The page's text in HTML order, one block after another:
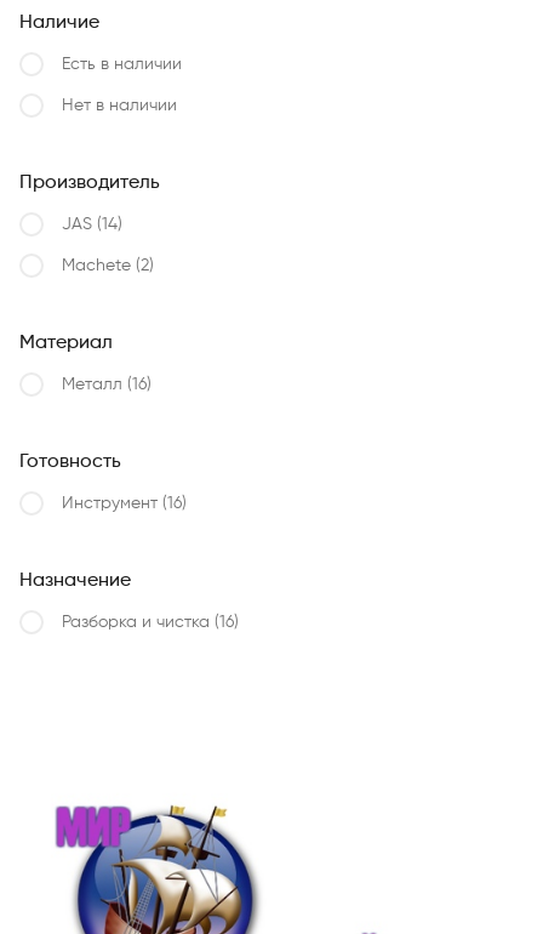
Наличие
Есть в наличии
Нет в наличии
Производитель
JAS (14)
Machete (2)
Материал
Металл (16)
Готовность
Инструмент (16)
Назначение
Разборка и чистка (16)